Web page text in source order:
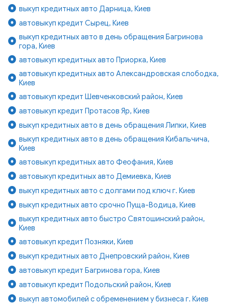
выкуп кредитных авто Дарница, Киев
автовыкуп кредит Сырец, Киев
выкуп кредитных авто в день обращения Багринова
гора, Киев
автовыкуп кредитных авто Приорка, Киев
автовыкуп кредитных авто Александровская слободка,
Киев
автовыкуп кредит Шевченковский район, Киев
автовыкуп кредит Протасов Яр, Киев
выкуп кредитных авто в день обращения Липки, Киев
выкуп кредитных авто в день обращения Кибальчича,
Киев
автовыкуп кредитных авто Феофания, Киев
автовыкуп кредитных авто Демиевка, Киев
выкуп кредитных авто с долгами под ключ г. Киев
выкуп кредитных авто срочно Пуща-Водица, Киев
выкуп кредитных авто быстро Святошинский район,
Киев
автовыкуп кредит Позняки, Киев
выкуп кредитных авто Днепровский район, Киев
автовыкуп кредит Багринова гора, Киев
автовыкуп кредит Подольский район, Киев
выкуп автомобилей с обременением у бизнеса г. Киев